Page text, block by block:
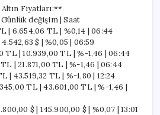
Fiyatları:**
Günlük değişim | Saat
| 6.654,06 TL | %0,14 | 06:44
$ | %0,05 | 06:59
TL | 10.939,00 TL | %-1,46 | 06:44
| 21.871,00 TL | %-1,46 | 06:44
| 43.519,32 TL | %-1,80 | 12:24
TL | 43.601,00 TL | %-1,46 |
$ | 145.900,00 $ | %0,07 | 13:01